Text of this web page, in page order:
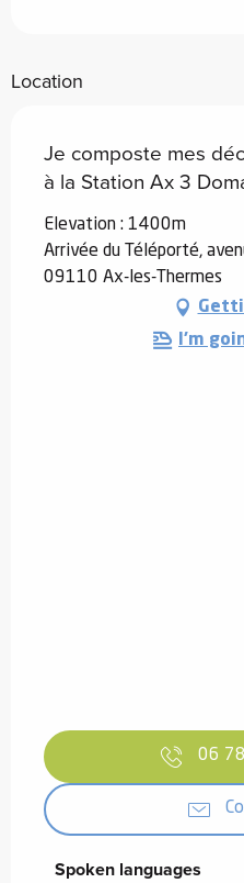
Location
Je composte mes
à la Station Ax 3
Elevation : 1400m
Arrivée du Téléporté,
09110 Ax-les-Thermes
I'm
06
Spoken languages
Spoken languages